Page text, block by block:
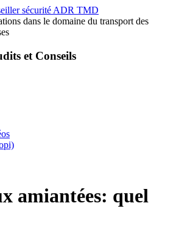
dans le domaine du transport des
et Conseils
amiantées: quel